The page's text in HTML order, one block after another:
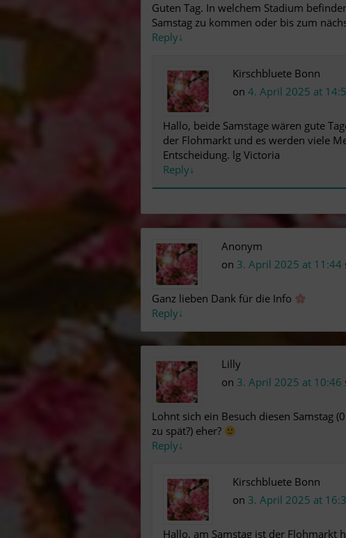
Guten Tag. In welchem ​​Stadium
Samstag zu kommen oder bis zum
Reply↓
Kirschbluete Bonn
on 4. April 2025 at
Hallo, beide Samstage wären gute
der Flohmarkt und es werden viele
Entscheidung. lg Victoria
Reply↓
Anonym
on 3. April 2025 at 11:44
Ganz lieben Dank für die Info
Reply↓
Lilly
on 3. April 2025 at 10:46
Lohnt sich ein Besuch diesen Samstag
zu spät?) eher?
Reply↓
Kirschbluete Bonn
on 3. April 2025 at
Hallo, am Samstag ist der Flohmarkt